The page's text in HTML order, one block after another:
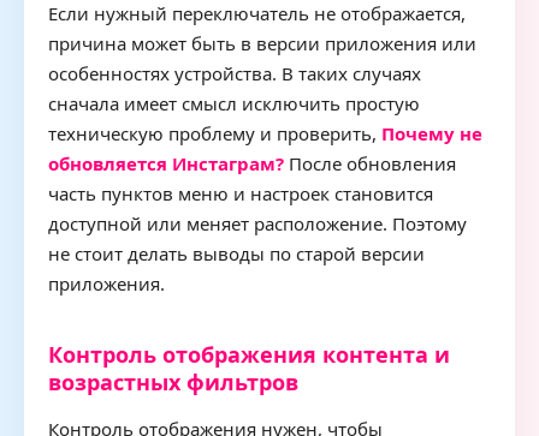
Если нужный переключатель не отображается,
причина может быть в версии приложения или
особенностях устройства. В таких случаях
сначала имеет смысл исключить простую
техническую проблему и проверить, Почему не
обновляется Инстаграм? После обновления
часть пунктов меню и настроек становится
доступной или меняет расположение. Поэтому
не стоит делать выводы по старой версии
приложения.
Контроль отображения контента и
возрастных фильтров
Контроль отображения нужен, чтобы